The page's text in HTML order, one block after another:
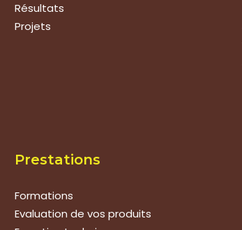
Résultats
Projets
Prestations
Formations
Evaluation de vos produits